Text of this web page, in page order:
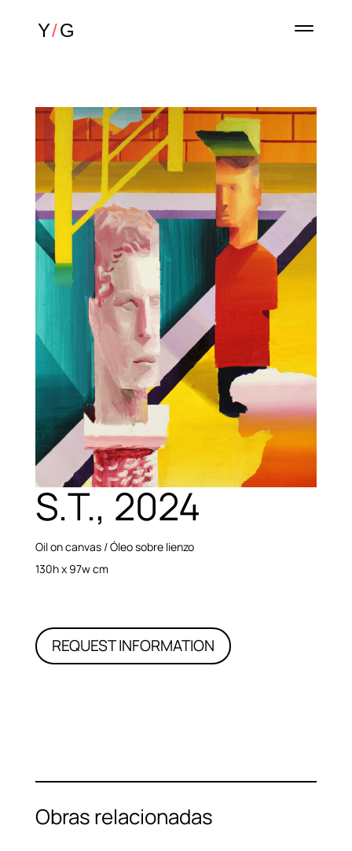
S.T., 2024
Oil on canvas / Óleo sobre lienzo
130h x 97w cm
REQUEST INFORMATION
Obras relacionadas